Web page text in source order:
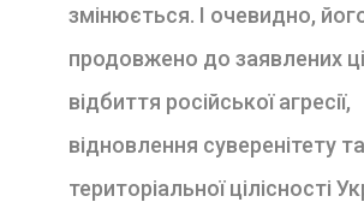
змінюється. І очевидно,
продовжено до заявлених
відбиття російської агресії,
відновлення суверенітету та
територіальної цілісності